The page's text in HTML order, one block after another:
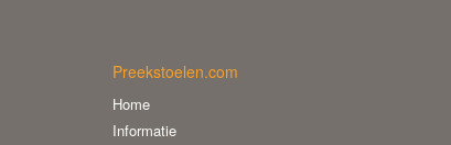
Preekstoelen.com
Home
Informatie